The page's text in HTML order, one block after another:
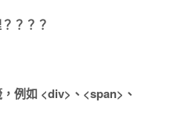
？？？
例如 <div>、<span>、